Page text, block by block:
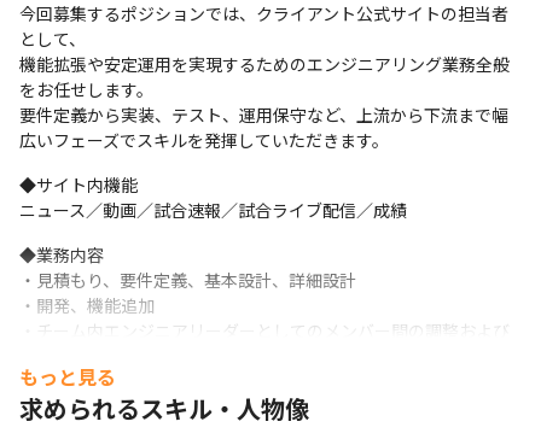
今回募集するポジションでは、クライアント公式サイトの担当者
として、
機能拡張や安定運用を実現するためのエンジニアリング業務全般
をお任せします。
要件定義から実装、テスト、運用保守など、上流から下流まで幅
広いフェーズでスキルを発揮していただきます。
◆サイト内機能
ニュース／動画／試合速報／試合ライブ配信／成績
◆業務内容
・見積もり、要件定義、基本設計、詳細設計
・開発、機能追加
・チーム内エンジニアリーダーとしてのメンバー間の調整および
・サイトの運用保守　など
◆開発環境
もっと見る
求められるスキル・人物像